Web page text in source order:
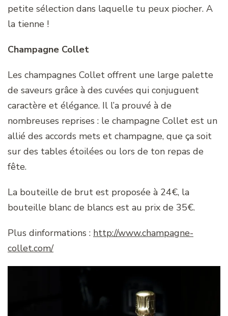
petite sélection dans laquelle tu peux piocher. A
la tienne !
Champagne Collet
Les champagnes Collet offrent une large palette
de saveurs grâce à des cuvées qui conjuguent
caractère et élégance. Il l’a prouvé à de
nombreuses reprises : le champagne Collet est un
allié des accords mets et champagne, que ça soit
sur des tables étoilées ou lors de ton repas de
fête.
La bouteille de brut est proposée à 24€, la
bouteille blanc de blancs est au prix de 35€.
Plus dinformations : http://www.champagne-
collet.com/